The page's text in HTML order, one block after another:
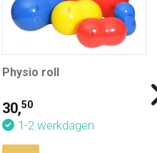
Physio roll
30,50
1-2 werkdagen